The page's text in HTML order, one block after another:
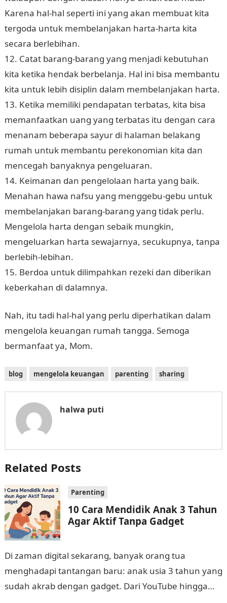
Karena hal-hal seperti ini yang akan membuat kita
tergoda untuk membelanjakan harta-harta kita
secara berlebihan.
12. Catat barang-barang yang menjadi kebutuhan
kita ketika hendak berbelanja. Hal ini bisa membantu
kita untuk lebih disiplin dalam membelanjakan harta.
13. Ketika memiliki pendapatan terbatas, kita bisa
memanfaatkan uang yang terbatas itu dengan cara
menanam beberapa sayur di halaman belakang
rumah untuk membantu perekonomian kita dan
mencegah banyaknya pengeluaran.
14. Keimanan dan pengelolaan harta yang baik.
Menahan hawa nafsu yang menggebu-gebu untuk
membelanjakan barang-barang yang tidak perlu.
Mengelola harta dengan sebaik mungkin,
mengeluarkan harta sewajarnya, secukupnya, tanpa
berlebih-lebihan.
15. Berdoa untuk dilimpahkan rezeki dan diberikan
keberkahan di dalamnya.
Nah, itu tadi hal-hal yang perlu diperhatikan dalam
mengelola keuangan rumah tangga. Semoga
bermanfaat ya, Mom.
blog mengelola keuangan parenting sharing
halwa puti
Related Posts
Parenting
10 Cara Mendidik Anak 3 Tahun
Agar Aktif Tanpa Gadget
Di zaman digital sekarang, banyak orang tua
menghadapi tantangan baru: anak usia 3 tahun yang
sudah akrab dengan gadget. Dari YouTube hingga